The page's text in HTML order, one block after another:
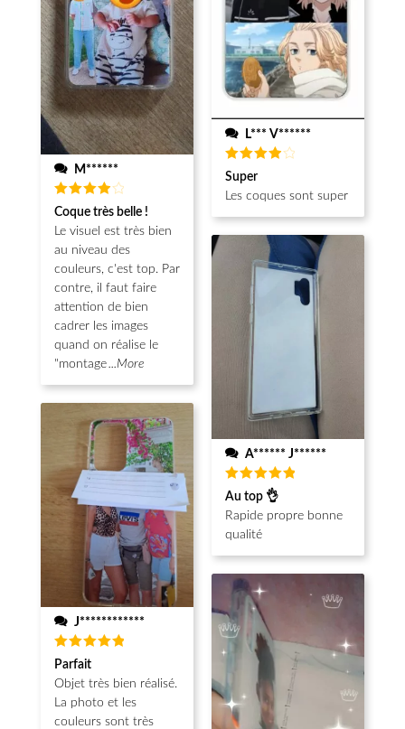
M******
Note4
sur 5
Coque très belle !
Le visuel est très bien
au niveau des
couleurs, c'est top. Par
contre, il faut faire
attention de bien
cadrer les images
quand on réalise le
"montage...More
J************
Note5
sur 5
Parfait
Objet très bien réalisé.
La photo et les
couleurs sont très
L*** V******
Note
sur 5
Super
Les coques sont super
A****** J******
Note5
sur 5
Au top 👌
Rapide propre bonne
qualité